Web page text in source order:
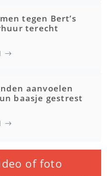
tegen Bert’s
terecht
aanvoelen
baasje gestrest
of foto